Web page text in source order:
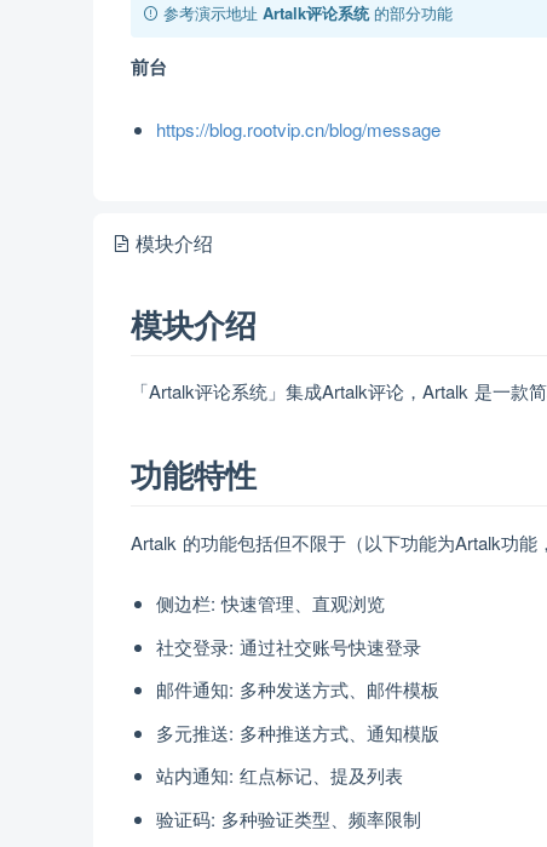
参考演示地址 Artalk评论系统 的部分功能
前台
https://blog.rootvip.cn/blog/message
模块介绍
模块介绍
「Artalk评论系统」集成Artalk评论，Artalk 是一款
功能特性
Artalk 的功能包括但不限于（以下功能为Artalk功能
侧边栏: 快速管理、直观浏览
社交登录: 通过社交账号快速登录
邮件通知: 多种发送方式、邮件模板
多元推送: 多种推送方式、通知模版
站内通知: 红点标记、提及列表
验证码: 多种验证类型、频率限制